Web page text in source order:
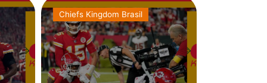
Chiefs Kingdom Brasil